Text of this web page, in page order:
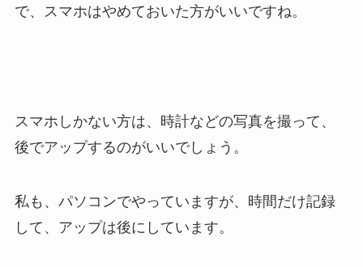
で、スマホはやめておいた方がいいですね。
スマホしかない方は、時計などの写真を撮って、
後でアップするのがいいでしょう。
私も、パソコンでやっていますが、時間だけ記録
して、アップは後にしています。